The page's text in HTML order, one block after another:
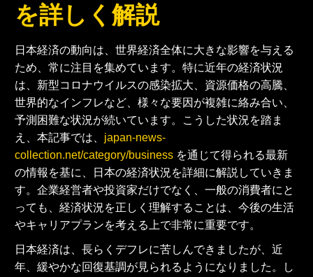
を詳しく解説
日本経済の動向は、世界経済全体に大きな影響を与える
ため、常に注目を集めています。特に近年の経済状況
は、新型コロナウイルスの感染拡大、資源価格の高騰、
世界的なインフレなど、様々な要因が複雑に絡み合い、
予測困難な状況が続いています。こうした状況を踏ま
え、本記事では、 japan-news-
collection.net/category/business を通じて得られる最新
の情報を基に、日本の経済状況を詳細に解説していきま
す。企業経営者や投資家だけでなく、一般の消費者にと
っても、経済状況を正しく理解することは、今後の生活
やキャリアプランを考える上で非常に重要です。
日本経済は、長らくデフレに苦しんできましたが、近
年、緩やかな回復基調が見られるようになりました。し